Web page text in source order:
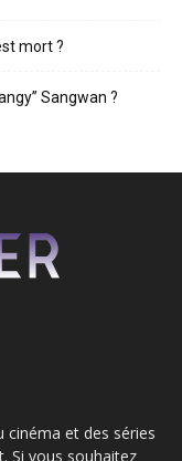
mort ?
Sangwan ?
cinéma et des séries
Si vous souhaitez